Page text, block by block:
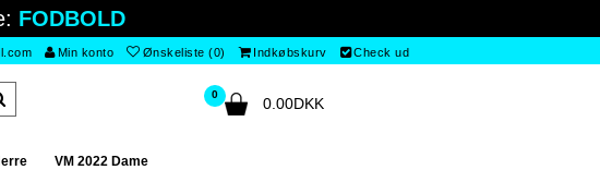
FODBOLD
Min konto Ønskeliste (0) Indkøbskurv Check ud
0
0.00DKK
VM 2022 Dame